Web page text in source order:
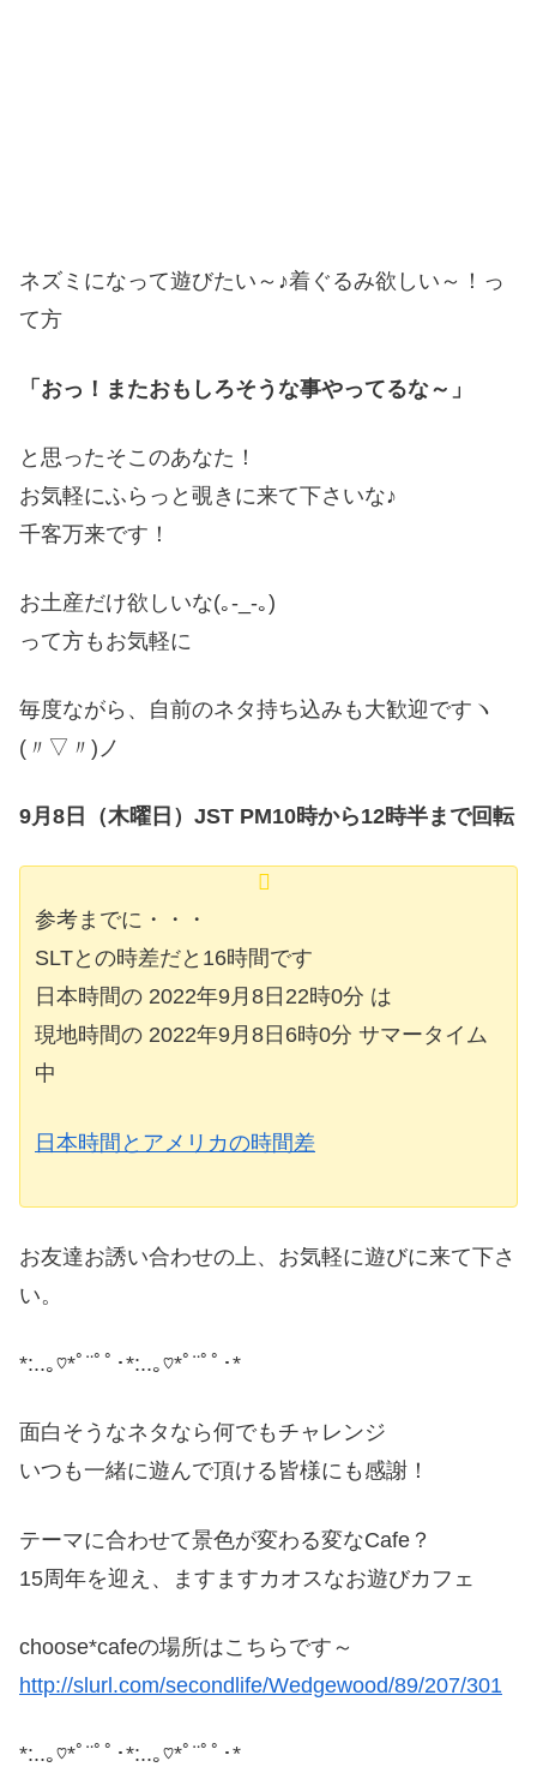
ネズミになって遊びたい～♪着ぐるみ欲しい～！っ
て方
「おっ！またおもしろそうな事やってるな～」
と思ったそこのあなた！
お気軽にふらっと覗きに来て下さいな♪
千客万来です！
お土産だけ欲しいな(｡-_-｡)
って方もお気軽に
毎度ながら、自前のネタ持ち込みも大歓迎ですヽ
(〃▽〃)ノ
9月8日（木曜日）JST PM10時から12時半まで回転
参考までに・・・
SLTとの時差だと16時間です
日本時間の 2022年9月8日22時0分 は
現地時間の 2022年9月8日6時0分 サマータイム
中
日本時間とアメリカの時間差
お友達お誘い合わせの上、お気軽に遊びに来て下さ
い。
*:..｡♡*ﾟ¨ﾟﾟ･*:..｡♡*ﾟ¨ﾟﾟ･*
面白そうなネタなら何でもチャレンジ
いつも一緒に遊んで頂ける皆様にも感謝！
テーマに合わせて景色が変わる変なCafe？
15周年を迎え、ますますカオスなお遊びカフェ
choose*cafeの場所はこちらです～
http://slurl.com/secondlife/Wedgewood/89/207/301
*:..｡♡*ﾟ¨ﾟﾟ･*:..｡♡*ﾟ¨ﾟﾟ･*